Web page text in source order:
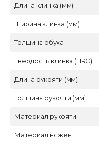
Длина клинка (мм)
Ширина клинка (мм)
Толщина обуха
Твёрдость клинка (HRC)
Длина рукояти (мм)
Толщина рукояти (мм)
Материал рукояти
Материал ножен